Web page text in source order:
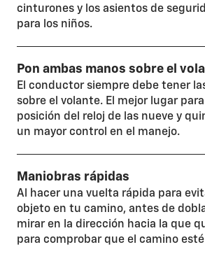
cinturones y los asientos de
para los niños.
Pon ambas manos sobre el
El conductor siempre debe tener
sobre el volante. El mejor lugar
posición del reloj de las nueve y
un mayor control en el manejo.
Maniobras rápidas
Al hacer una vuelta rápida para
objeto en tu camino, antes de
mirar en la dirección hacia la que
para comprobar que el camino